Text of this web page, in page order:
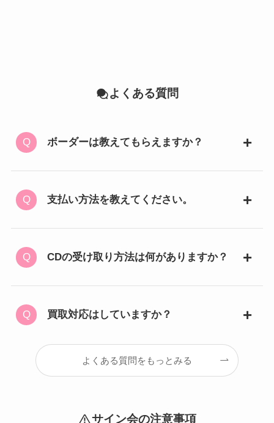
よくある質問
ボーダーは教えてもらえますか？
支払い方法を教えてください。
CDの受け取り方法は何がありますか？
買取対応はしていますか？
よくある質問をもっとみる
サイン会の注意事項